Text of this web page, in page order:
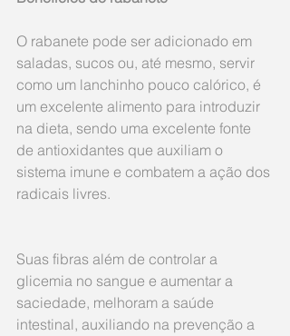
O rabanete pode ser adicionado em
saladas, sucos ou, até mesmo, servir
como um lanchinho pouco calórico, é
um excelente alimento para introduzir
na dieta, sendo uma excelente fonte
de antioxidantes que auxiliam o
sistema imune e combatem a ação dos
radicais livres.
Suas fibras além de controlar a
glicemia no sangue e aumentar a
saciedade, melhoram a saúde
intestinal, auxiliando na prevenção a